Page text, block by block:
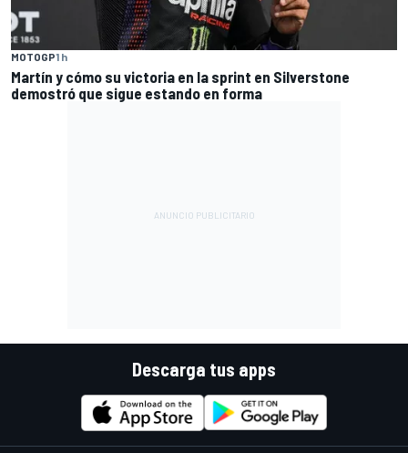
MOTOGP1 h
Martín y cómo su victoria en la sprint en Silverstone
demostró que sigue estando en forma
Descarga tus apps